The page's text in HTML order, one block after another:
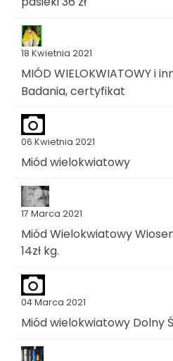
18 Kwietnia 2021
MIÓD WIELOKWIATOWY i
Badania, certyfikat
06 Kwietnia 2021
Miód wielokwiatowy
17 Marca 2021
Miód Wielokwiatowy
14zł kg.
04 Marca 2021
Miód wielokwiatowy Dolny